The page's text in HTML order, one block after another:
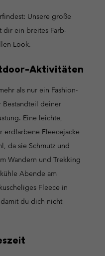
Unsere große
dir ein breites Farb-
Look.
Aktivitäten
als nur ein Fashion-
Bestandteil deiner
Eine leichte,
erdfarbene Fleecejacke
da sie Schmutz und
Wandern und Trekking
Abende am
Fleece in
du dich nicht